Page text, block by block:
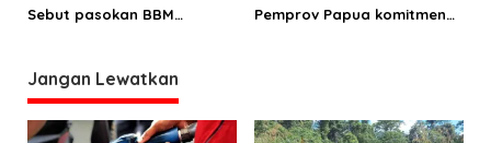
jelang Idul Fitri
Sebut pasokan BBM
di tengah dinamika
Pemprov Papua komitmen
Jangan Lewatkan